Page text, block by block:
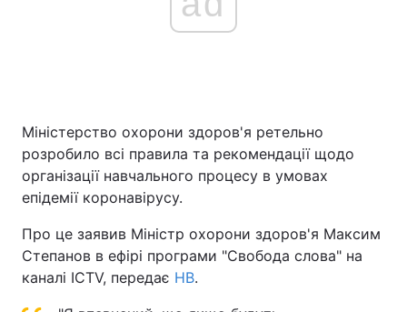
Міністерство охорони здоров'я ретельно
розробило всі правила та рекомендації щодо
організації навчального процесу в умовах
епідемії коронавірусу.
Про це заявив Міністр охорони здоров'я Максим
Степанов в ефірі програми "Свобода слова" на
каналі ICTV, передає НВ.